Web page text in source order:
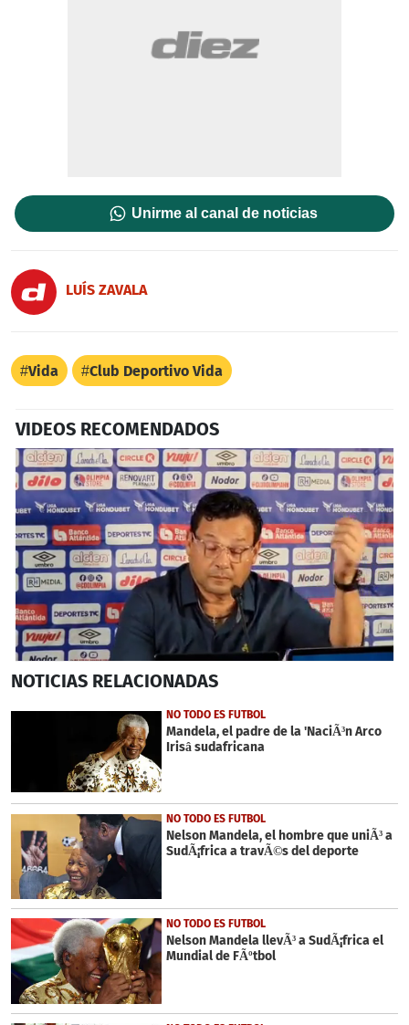
Unirme al canal de noticias
LUÍS ZAVALA
Vida Club Deportivo Vida
VIDEOS RECOMENDADOS
seconds
8
NOTICIAS RELACIONADAS
NO TODO ES FUTBOL
Mandela, el padre de la 'NaciÃ³n Arco
Irisâ sudafricana
NO TODO ES FUTBOL
Nelson Mandela, el hombre que uniÃ³ a
SudÃ¡frica a travÃ©s del deporte
NO TODO ES FUTBOL
Nelson Mandela llevÃ³ a SudÃ¡frica el
Mundial de FÃºtbol